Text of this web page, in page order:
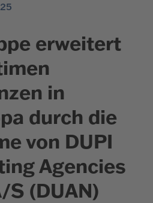
erweitert
in
durch die
von DUPI
Agencies
S (DUAN)